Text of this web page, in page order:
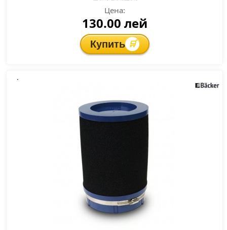
Цена:
130.00 лей
Купить 🛒